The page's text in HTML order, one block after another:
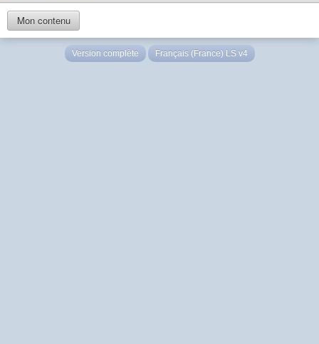
Mon contenu
Version complète Français (France) LS v4